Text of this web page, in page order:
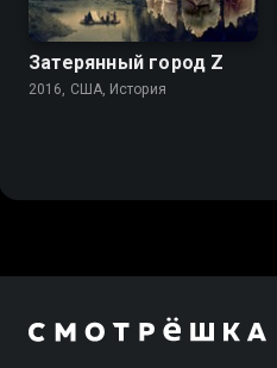
Затерянный город Z
2016, США, История